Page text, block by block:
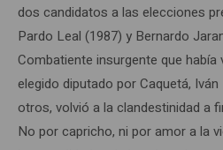
dos candidatos a las elecciones
Pardo Leal (1987) y Bernardo
Combatiente insurgente que había
elegido diputado por Caquetá,
otros, volvió a la clandestinidad a
No por capricho, ni por amor a la